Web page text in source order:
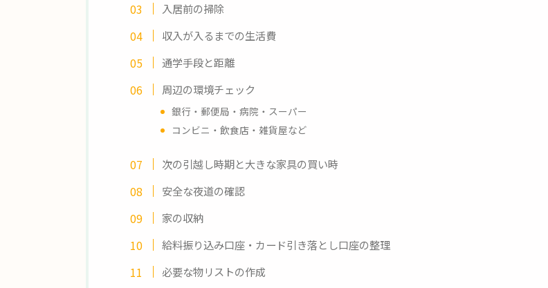
入居前の掃除
収入が入るまでの生活費
通学手段と距離
周辺の環境チェック
銀行・郵便局・病院・スーパー
コンビニ・飲食店・雑貨屋など
次の引越し時期と大きな家具の買い時
安全な夜道の確認
家の収納
給料振り込み口座・カード引き落とし口座の整理
必要な物リストの作成